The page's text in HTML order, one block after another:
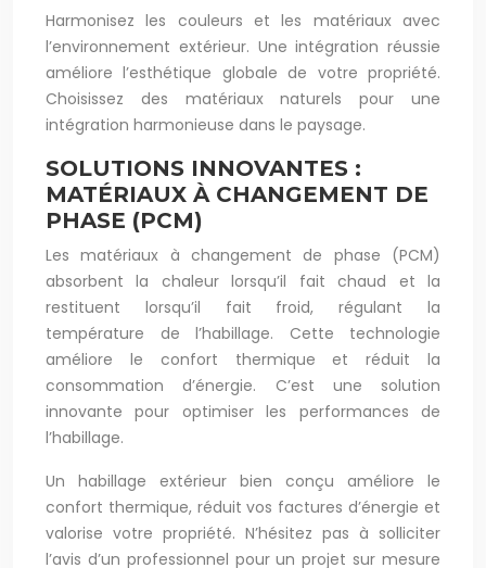
Harmonisez les couleurs et les matériaux avec
l’environnement extérieur. Une intégration réussie
améliore l’esthétique globale de votre propriété.
Choisissez des matériaux naturels pour une
intégration harmonieuse dans le paysage.
SOLUTIONS INNOVANTES :
MATÉRIAUX À CHANGEMENT DE
PHASE (PCM)
Les matériaux à changement de phase (PCM)
absorbent la chaleur lorsqu’il fait chaud et la
restituent lorsqu’il fait froid, régulant la
température de l’habillage. Cette technologie
améliore le confort thermique et réduit la
consommation d’énergie. C’est une solution
innovante pour optimiser les performances de
l’habillage.
Un habillage extérieur bien conçu améliore le
confort thermique, réduit vos factures d’énergie et
valorise votre propriété. N’hésitez pas à solliciter
l’avis d’un professionnel pour un projet sur mesure